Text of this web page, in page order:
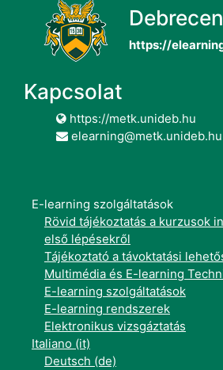
https://
Kapcsolat
https://metk.unideb.hu
elearning@metk.unideb.hu
E-learning szolgáltatások
Rövid tájékoztatás a kurzusok
első lépésekről
Tájékoztató a távoktatási
Multimédia és E-learning
E-learning szolgáltatások
E-learning rendszerek
Elektronikus vizsgáztatás
Italiano ‎(it)‎
Deutsch ‎(de)‎